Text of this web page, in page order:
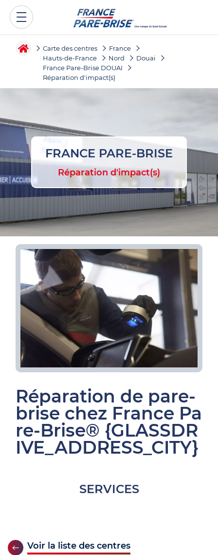
Carte des centres
France
Hauts-de-France
Nord
Douai
France Pare-Brise DOUAI
Réparation d'impact(s)
FRANCE PARE-BRISE
Réparation d'impact(s)
Réparation de pare-
brise chez France Pa
re-Brise® {GLASSDR
IVE_ADDRESS_CITY}
SERVICES
Voir la liste des centres